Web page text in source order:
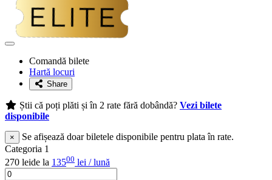
Adaugă
favoriteComandă bilete
Hartă locuri
Share
Știi că poți plăti și în 2 rate fără dobândă? Vezi bilete
disponibile
×
Se afișează doar biletele disponibile pentru plata în rate.
Categoria 1
270 leide la 13500 lei / lună